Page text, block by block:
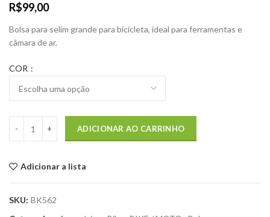
R$
Bolsa para selim grande para bicicleta, ideal para ferramentas e
câmara de ar.
COR
ADICIONAR AO CARRINHO
Adicionar a lista
SKU: BK562